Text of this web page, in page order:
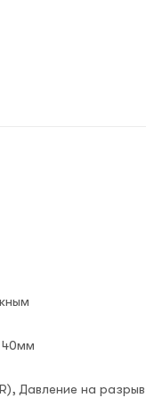
40мм
, Давление на разрыв